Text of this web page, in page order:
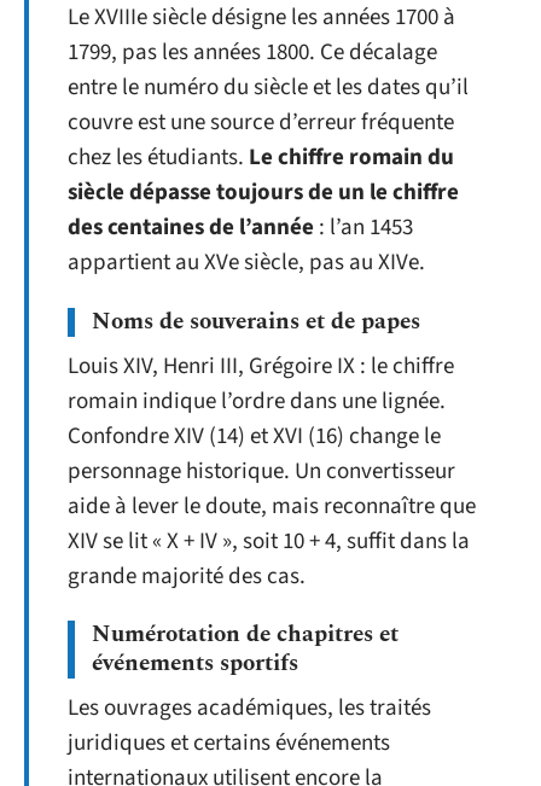
Le XVIIIe siècle désigne les années 1700 à
1799, pas les années 1800. Ce décalage
entre le numéro du siècle et les dates qu’il
couvre est une source d’erreur fréquente
chez les étudiants. Le chiffre romain du
siècle dépasse toujours de un le chiffre
des centaines de l’année : l’an 1453
appartient au XVe siècle, pas au XIVe.
Noms de souverains et de papes
Louis XIV, Henri III, Grégoire IX : le chiffre
romain indique l’ordre dans une lignée.
Confondre XIV (14) et XVI (16) change le
personnage historique. Un convertisseur
aide à lever le doute, mais reconnaître que
XIV se lit « X + IV », soit 10 + 4, suffit dans la
grande majorité des cas.
Numérotation de chapitres et
événements sportifs
Les ouvrages académiques, les traités
juridiques et certains événements
internationaux utilisent encore la